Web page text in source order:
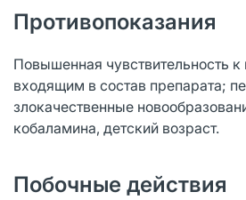
Противопоказания
Повышенная чувствительность
входящим в состав препарата;
злокачественные
кобаламина, детский возраст.
Побочные действия